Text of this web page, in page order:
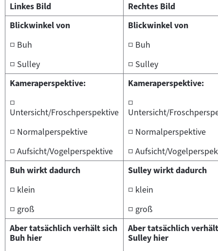
Linkes Bild
Rechtes Bild
Blickwinkel von
□ Buh
□ Sulley
Blickwinkel von
□ Buh
□ Sulley
Kameraperspektive:
□
Untersicht/Froschperspektive
□ Normalperspektive
□ Aufsicht/Vogelperspektive
Kameraperspektive:
□
Untersicht/
□ Normalperspektive
□ Aufsicht/
Buh wirkt dadurch
□ klein
□ groß
Sulley wirkt dadurch
□ klein
□ groß
Aber tatsächlich verhält sich
Buh hier
Aber tatsächlich
Sulley hier